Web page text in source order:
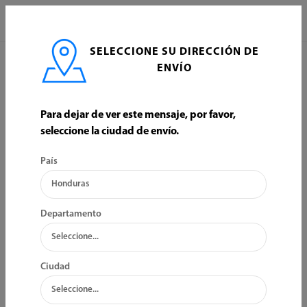
FONTANERIA CALENTADORES
ORDENAR POR:
SELECCIONE SU DIRECCIÓN DE
ENVÍO
Para dejar de ver este mensaje, por favor,
seleccione la ciudad de envío.
País
Departamento
Ciudad